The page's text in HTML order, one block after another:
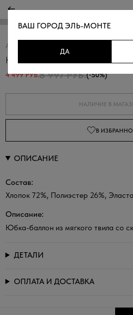
Артикул:
Юбка-баллон из твила
4 499 РУБ.8 997 РУБ.(-50%)
НАЛИЧИЕ В
В
ОПИСАНИЕ
Состав:
Хлопок 72%, Полиэстер 26%,
Описание:
Юбка-баллон из мягкого твила со
ДЕТАЛИ
ОПЛАТА И ДОСТАВКА
ВАШ ГОРОДЭЛЬ-МОНТЕ
ДА